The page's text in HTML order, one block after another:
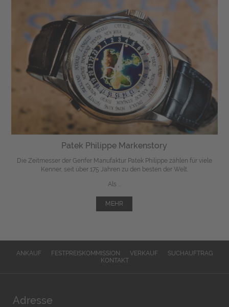
Patek Philippe Markenstory
Die Zeitmesser der Genfer Manufaktur Patek Philippe zählen für viele
Kenner, seit über 175 Jahren zu den besten der Welt.
Als ...
MEHR
ANKAUF FESTPREISKOMMISSION VERKAUF
SUCHAUFTRAG
KONTAKT
Adresse